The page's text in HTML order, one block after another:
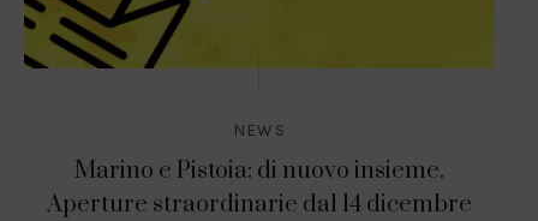
NEWS
Marino e Pistoia: di nuovo insieme.
Aperture straordinarie dal 14 dicembre